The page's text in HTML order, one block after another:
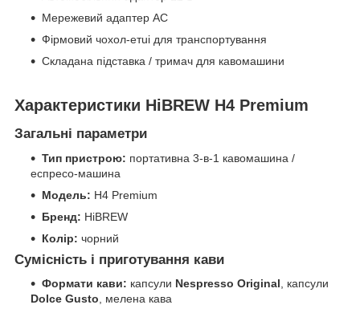
Мережевий адаптер AC
Фірмовий чохол-етui для транспортування
Складана підставка / тримач для кавомашини
Характеристики HiBREW H4 Premium
Загальні параметри
Тип пристрою: портативна 3-в-1 кавомашина /
еспресо-машина
Модель: H4 Premium
Бренд: HiBREW
Колір: чорний
Сумісність і приготування кави
Формати кави: капсули Nespresso Original, капсули
Dolce Gusto, мелена кава